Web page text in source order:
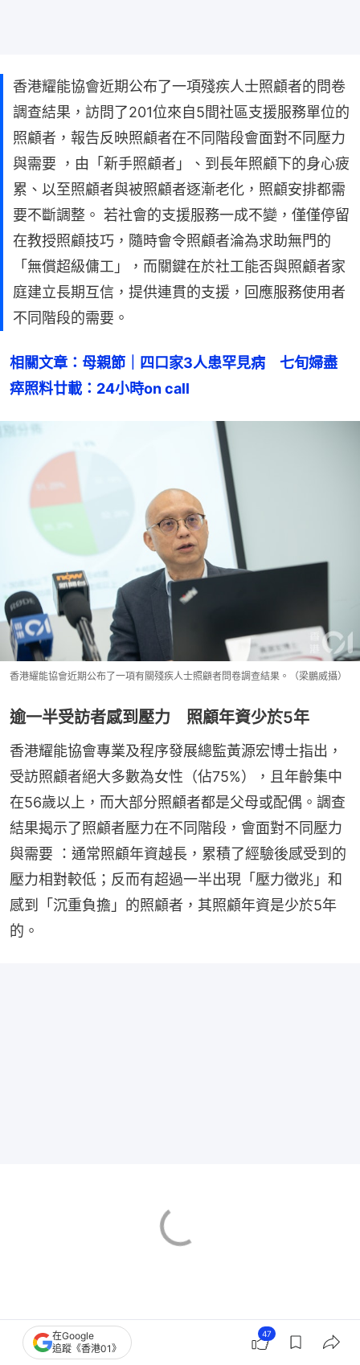
香港耀能協會近期公布了一項殘疾人士照顧者的問卷
調查結果，訪問了201位來自5間社區支援服務單位的
照顧者，報告反映照顧者在不同階段會面對不同壓力
與需要 ，由「新手照顧者」、到長年照顧下的身心疲
累、以至照顧者與被照顧者逐漸老化，照顧安排都需
要不斷調整。 若社會的支援服務一成不變，僅僅停留
在教授照顧技巧，隨時會令照顧者淪為求助無門的
「無償超級傭工」，而關鍵在於社工能否與照顧者家
庭建立長期互信，提供連貫的支援，回應服務使用者
不同階段的需要。
相關文章：母親節｜四口家3人患罕見病　七旬婦盡
瘁照料廿載：24小時on call
香港耀能協會近期公布了一項有關殘疾人士照顧者問卷調查結果。（梁鵬威攝）
逾一半受訪者感到壓力 照顧年資少於5年
香港耀能協會專業及程序發展總監黃源宏博士指出，
受訪照顧者絕大多數為女性（佔75%），且年齡集中
在56歲以上，而大部分照顧者都是父母或配偶。調查
結果揭示了照顧者壓力在不同階段，會面對不同壓力
與需要 ：通常照顧年資越長，累積了經驗後感受到的
壓力相對較低；反而有超過一半出現「壓力徵兆」和
感到「沉重負擔」的照顧者，其照顧年資是少於5年
的。
在Google
追蹤《香港01》
47